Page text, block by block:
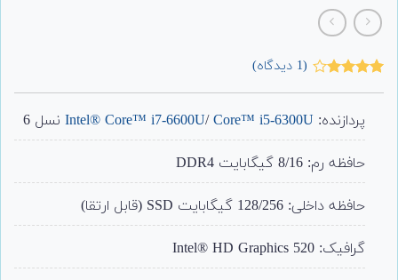
امتیاز
مشتری
(
1 دیدگاه)
پردازنده: Intel® Core™ i7-6600U/Core™ i5-6300U نسل 6
حافظه رم: 8/16 گیگابایت DDR4
حافظه داخلی: 128/256 گیگابایت SSD (قابل ارتقا)
گرافیک: Intel® HD Graphics 520